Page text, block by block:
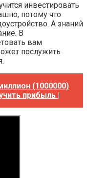
инвестировать
потому что
А знаний
В
вам
послужить
(1000000)
прибыль |